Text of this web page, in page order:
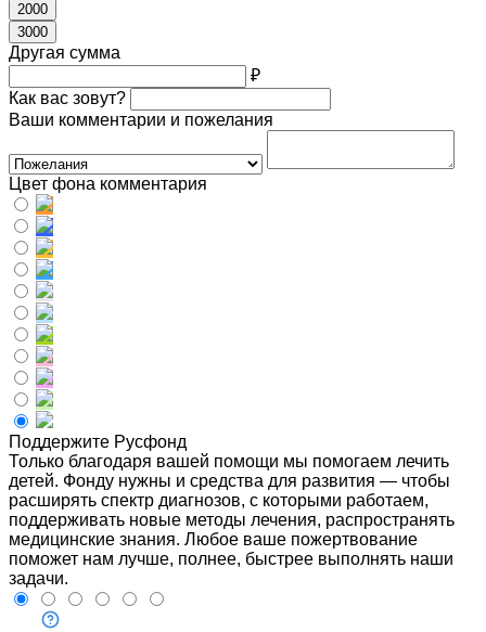
2000
3000
Другая сумма
₽
Как вас зовут?
Ваши комментарии и пожелания
Цвет фона комментария
Поддержите Русфонд
Только благодаря вашей помощи мы помогаем лечить
детей. Фонду нужны и средства для развития — чтобы
расширять спектр диагнозов, с которыми работаем,
поддерживать новые методы лечения, распространять
медицинские знания. Любое ваше пожертвование
поможет нам лучше, полнее, быстрее выполнять наши
задачи.